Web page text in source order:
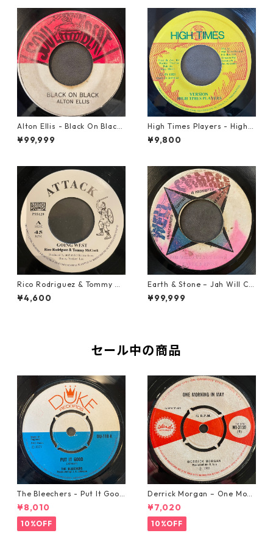
Alton Ellis - Black On Black
【7-21982】
¥99,999
High Times Players - High T
imes Theme【7-21926】
¥9,800
Rico Rodriguez & Tommy Mc
Cook - Going West【7-2198
3】
¥4,600
Earth & Stone – Jah Will Cu
t You Down【7-21914】
¥99,999
セール中の商品
The Bleechers - Put It Good
【7-21637】
¥8,010
10%OFF
Derrick Morgan – One Morn
ing In May【7-21653】
¥7,020
10%OFF